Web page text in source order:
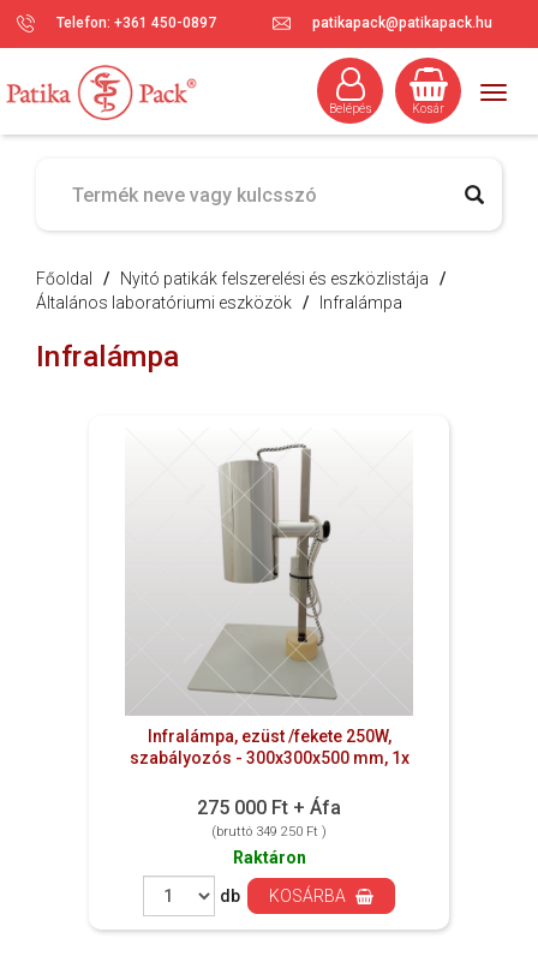
Telefon: +361 450-0897 patikapack@patikapack.hu
Kosár
Belépés
Főoldal / Nyitó patikák felszerelési és eszközlistája /
Általános laboratóriumi eszközök / Infralámpa
Infralámpa
Infralámpa, ezüst /fekete 250W,
szabályozós - 300x300x500 mm, 1x
275 000 Ft + Áfa
(bruttó 349 250 Ft )
Raktáron
db
KOSÁRBA